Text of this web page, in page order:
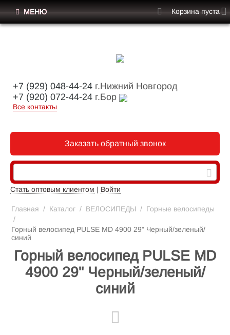
+7 (929) 048-44-24 г.Нижний Новгород
+7 (920) 072-44-24 г.Бор
Все контакты
Заказать обратный звонок
Стать оптовым клиентом | Войти
МЕНЮ Корзина пуста
Главная / Каталог / ВЕЛОСИПЕДЫ / Горные велосипеды
/
Горный велосипед PULSE MD 4900 29" Черный/зеленый/
синий
Горный велосипед PULSE MD
4900 29" Черный/зеленый/
синий